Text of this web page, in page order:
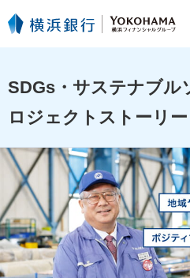
SDGs・サステナブ
ロジェクトストーリー